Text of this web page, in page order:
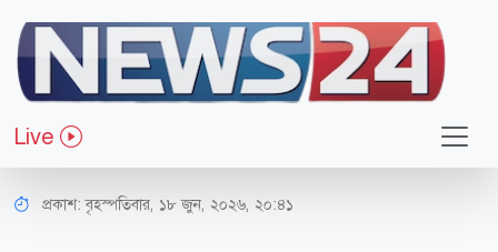
Live
সারাদেশ
যমুনায় গোসল করতে নেমে দুই শিশু
নিখোঁজ, চলছে উদ্ধার অভিযান
প্রকাশ:বৃহস্পতিবার, ১৮ জুন, ২০২৬, ২০:৪১